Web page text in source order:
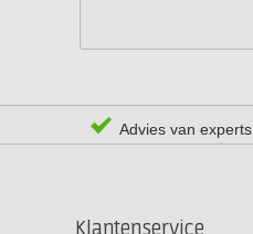
Advies van experts
Klantenservice